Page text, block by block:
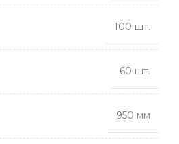
100 шт.
60 шт.
950 мм